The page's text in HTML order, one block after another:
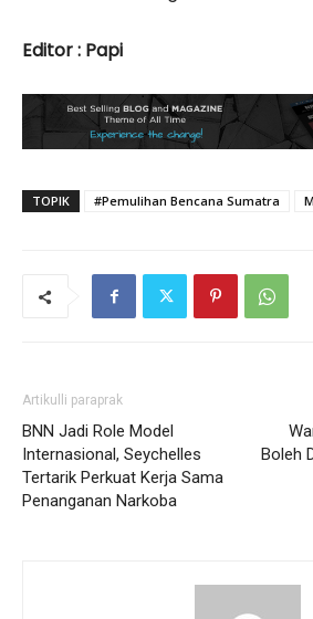
Editor : Papi
TOPIK #Pemulihan Bencana Sumatra
Artikulli paraprak
BNN Jadi Role Model
Internasional, Seychelles
Tertarik Perkuat Kerja Sama
Penanganan Narkoba
Boleh